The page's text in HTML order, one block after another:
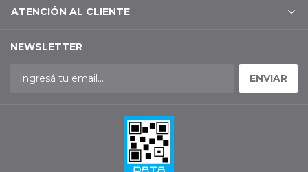
ATENCIÓN AL CLIENTE
NEWSLETTER